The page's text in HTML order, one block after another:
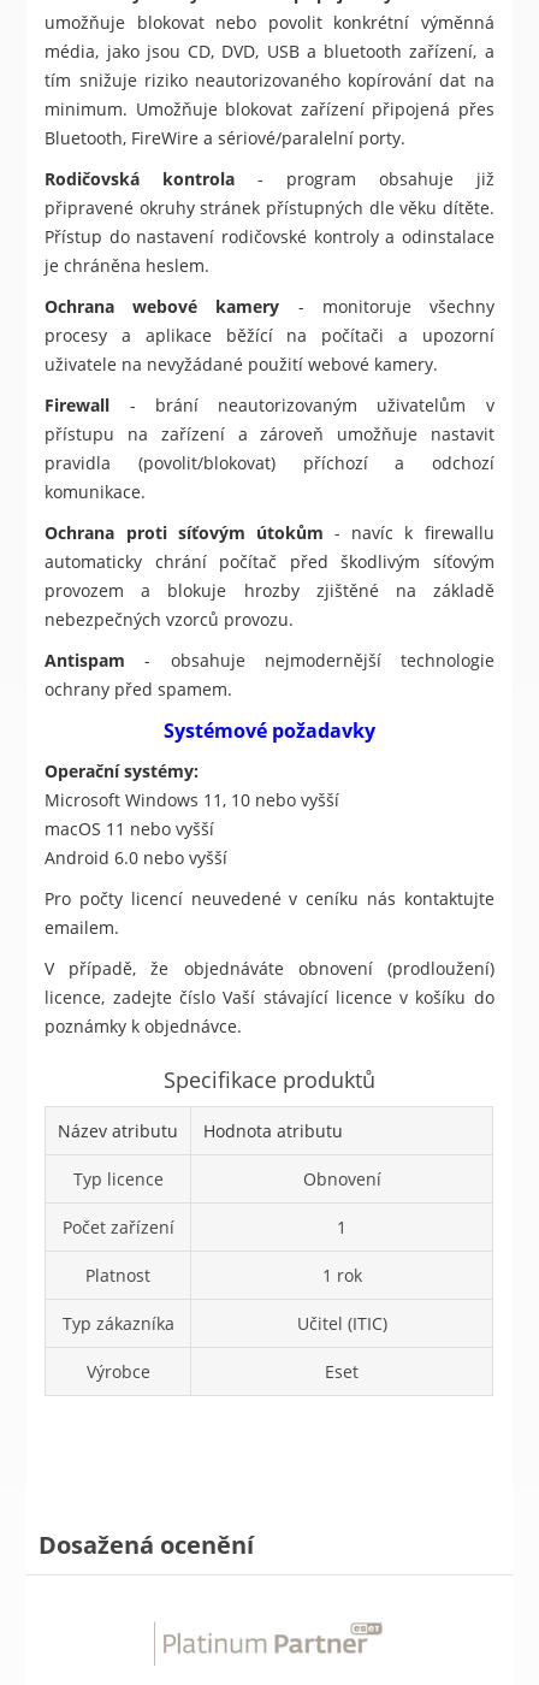
umožňuje blokovat nebo povolit konkrétní výměnná
média, jako jsou CD, DVD, USB a bluetooth zařízení, a
tím snižuje riziko neautorizovaného kopírování dat na
minimum. Umožňuje blokovat zařízení připojená přes
Bluetooth, FireWire a sériové/paralelní porty.
Rodičovská kontrola - program obsahuje již
připravené okruhy stránek přístupných dle věku dítěte.
Přístup do nastavení rodičovské kontroly a odinstalace
je chráněna heslem.
Ochrana webové kamery - monitoruje všechny
procesy a aplikace běžící na počítači a upozorní
uživatele na nevyžádané použití webové kamery.
Firewall - brání neautorizovaným uživatelům v
přístupu na zařízení a zároveň umožňuje nastavit
pravidla (povolit/blokovat) příchozí a odchozí
komunikace.
Ochrana proti síťovým útokům - navíc k firewallu
automaticky chrání počítač před škodlivým síťovým
provozem a blokuje hrozby zjištěné na základě
nebezpečných vzorců provozu.
Antispam - obsahuje nejmodernější technologie
ochrany před spamem.
Systémové požadavky
Operační systémy:
Microsoft Windows 11, 10 nebo vyšší
macOS 11 nebo vyšší
Android 6.0 nebo vyšší
Pro počty licencí neuvedené v ceníku nás kontaktujte
emailem.
V případě, že objednáváte obnovení (prodloužení)
licence, zadejte číslo Vaší stávající licence v košíku do
poznámky k objednávce.
Specifikace produktů
Název atributu Hodnota atributu
Typ licence Obnovení
Počet zařízení 1
Platnost 1 rok
Typ zákazníka Učitel (ITIC)
Výrobce Eset
Dosažená ocenění